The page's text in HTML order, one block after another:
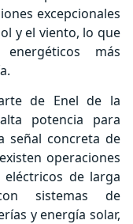
excepcionales
y el viento, lo que
más
de Enel de la
potencia para
señal concreta de
operaciones
de larga
sistemas de
y energía solar,